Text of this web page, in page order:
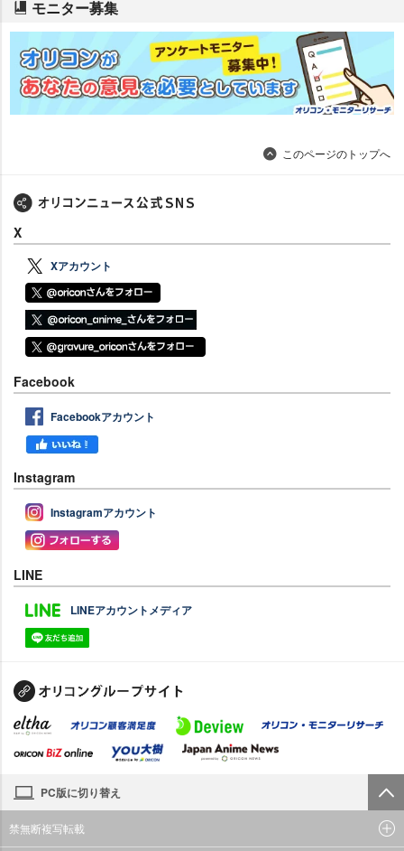
モニター募集
このページのトップへ
X
Xアカウント
Facebook
Facebookアカウント
Instagram
Instagramアカウント
LINE
LINEアカウントメディア
PC版に切り替え
禁無断複写転載